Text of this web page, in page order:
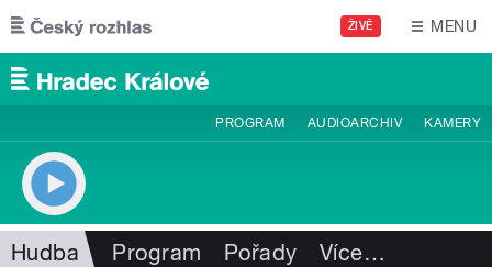
Přejít k hlavnímu obsahu
ŽIVĚ MENU
PROGRAM AUDIOARCHIV KAMERY
Hudba Program Pořady Více…